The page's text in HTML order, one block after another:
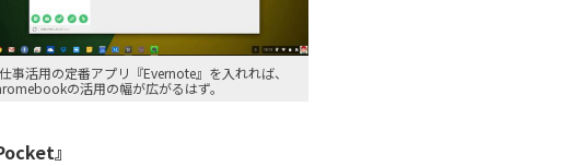
事活用の定番アプリ『Evernote』を入れれば、
の活用の幅が広がるはず。
』